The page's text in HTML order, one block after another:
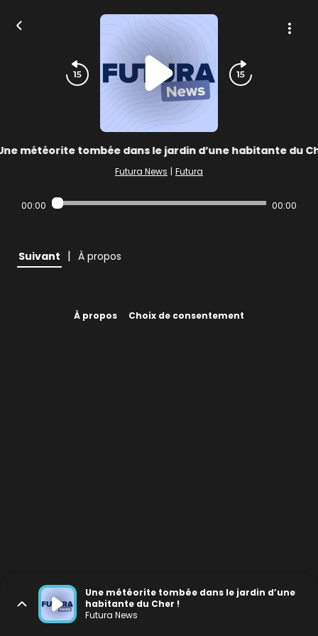
météorite tombée dans le jardin d’une habitante du
Futura News | Futura
00:00 00:00
Suivant | À propos
À propos Choix de consentement
Une météorite tombée dans le jardin d’une
habitante du Cher !
Futura News